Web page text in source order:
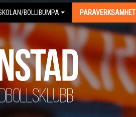
BOLLIBUMPA PARAVERKSAMHET